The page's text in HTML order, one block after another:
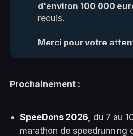
d'environ 100 000
requis.
Merci pour votre
Prochainement :
SpeeDons 2026, du 7 au
marathon de speedrunning